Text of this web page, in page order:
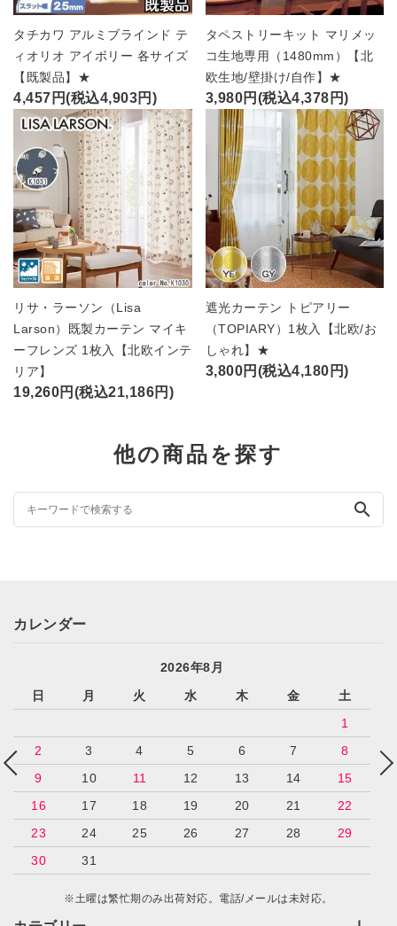
タチカワ アルミブラインド テ
ィオリオ アイボリー 各サイズ
【既製品】★
4,457円(税込4,903円)
タペストリーキット マリメッ
コ生地専用（1480mm）【北
欧生地/壁掛け/自作】★
3,980円(税込4,378円)
リサ・ラーソン（Lisa
Larson）既製カーテン マイキ
ーフレンズ 1枚入【北欧インテ
リア】
19,260円(税込21,186円)
遮光カーテン トピアリー
（TOPIARY）1枚入【北欧/お
しゃれ】★
3,800円(税込4,180円)
他の商品を探す
search
カレンダー
2026年8月
日
月 火 水 木 金
土
1
2
3 4 5 6 7
8
9
10 11 12 13 14
15
16
17 18 19 20 21
22
23
24 25 26 27 28
29
30
31
※土曜は繁忙期のみ出荷対応。電話/メールは未対応。